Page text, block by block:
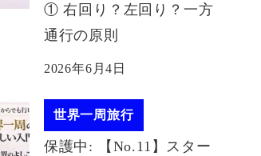
① 右回り？左回り？一方
通行の原則
2026年6月4日
世界一周旅行
保護中: 【No.11】スター